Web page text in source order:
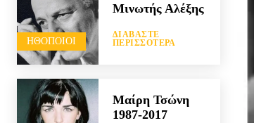
HΘΟΠΟΙΟΊ
Μινωτής Αλέξης
ΔΙΑΒΆΣΤΕ
ΠΕΡΙΣΣΌΤΕΡΑ
Μαίρη Τσώνη
1987-2017